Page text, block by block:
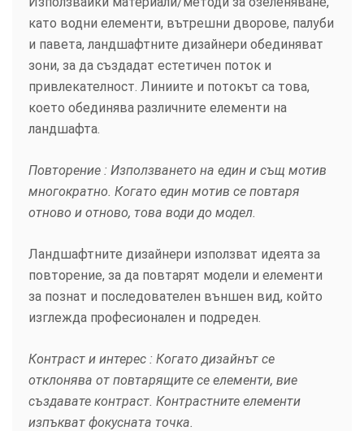
като водни елементи, вътрешни дворове, палуби
и павета, ландшафтните дизайнери обединяват
зони, за да създадат естетичен поток и
привлекателност. Линиите и потокът са това,
което обединява различните елементи на
ландшафта.
Повторение : Използването на един и същ мотив
многократно. Когато един мотив се повтаря
отново и отново, това води до модел.
Ландшафтните дизайнери използват идеята за
повторение, за да повтарят модели и елементи
за познат и последователен външен вид, който
изглежда професионален и подреден.
Контраст и интерес : Когато дизайнът се
отклонява от повтарящите се елементи, вие
създавате контраст. Контрастните елементи
изпъкват фокусната точка.